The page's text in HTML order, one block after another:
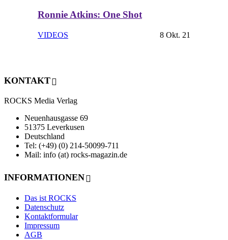
Ronnie Atkins: One Shot
VIDEOS 8 Okt. 21
KONTAKT
ROCKS Media Verlag
Neuenhausgasse 69
51375 Leverkusen
Deutschland
Tel: (+49) (0) 214-50099-711
Mail: info (at) rocks-magazin.de
INFORMATIONEN
Das ist ROCKS
Datenschutz
Kontaktformular
Impressum
AGB